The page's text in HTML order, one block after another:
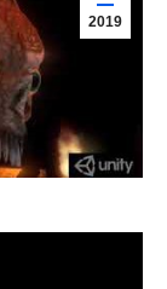
2019